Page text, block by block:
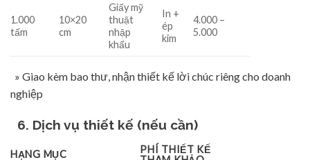
1.000
tấm
10×20
cm
Giấy mỹ
thuật
nhập
khẩu
In +
ép
kim
4.000 –
5.000
» Giao kèm bao thư, nhận thiết kế lời chúc riêng cho doanh
nghiệp
6. Dịch vụ thiết kế (nếu cần)
HẠNG MỤC
PHÍ THIẾT KẾ